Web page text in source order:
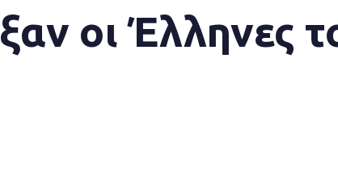
οι Έλληνες